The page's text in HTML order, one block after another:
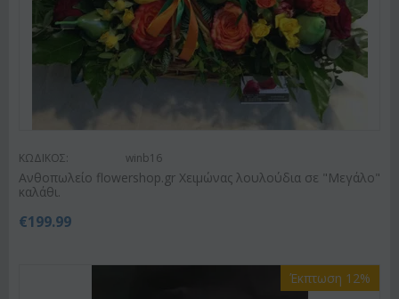
ΚΩΔΙΚΟΣ: winb16
Ανθοπωλείο flowershop.gr Χειμώνας λουλούδια σε "Μεγάλο"
καλάθι.
€199.99
Έκπτωση 12%